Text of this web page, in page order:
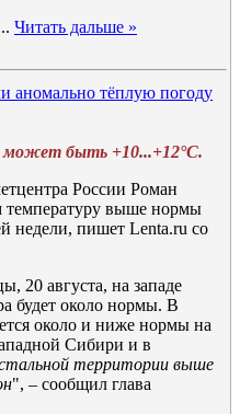
Читать дальше »
аномально тёплую погоду
может быть +10...+12°C.
России Роман
температуру выше нормы
недели, пишет Lenta.ru со
20 августа, на западе
будет около нормы. В
около и ниже нормы на
Сибири и в
территории выше
", – сообщил глава